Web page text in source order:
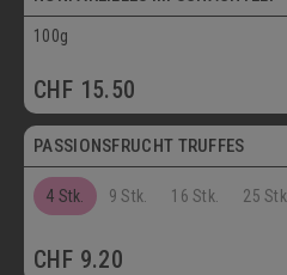
100g
CHF 15.50
Postversand
PASSIONSFRUCHT TRUFFES
4 Stk. 9 Stk. 16 Stk. 25 Stk.
CHF 9.20